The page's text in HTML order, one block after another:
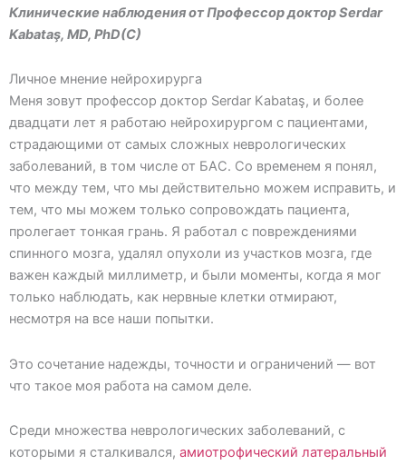
Клинические наблюдения от Профессор доктор Serdar
Kabataş, MD, PhD(C)
Личное мнение нейрохирурга
Меня зовут профессор доктор Serdar Kabataş, и более
двадцати лет я работаю нейрохирургом с пациентами,
страдающими от самых сложных неврологических
заболеваний, в том числе от БАС. Со временем я понял,
что между тем, что мы действительно можем исправить, и
тем, что мы можем только сопровождать пациента,
пролегает тонкая грань. Я работал с повреждениями
спинного мозга, удалял опухоли из участков мозга, где
важен каждый миллиметр, и были моменты, когда я мог
только наблюдать, как нервные клетки отмирают,
несмотря на все наши попытки.
Это сочетание надежды, точности и ограничений — вот
что такое моя работа на самом деле.
Среди множества неврологических заболеваний, с
которыми я сталкивался, амиотрофический латеральный